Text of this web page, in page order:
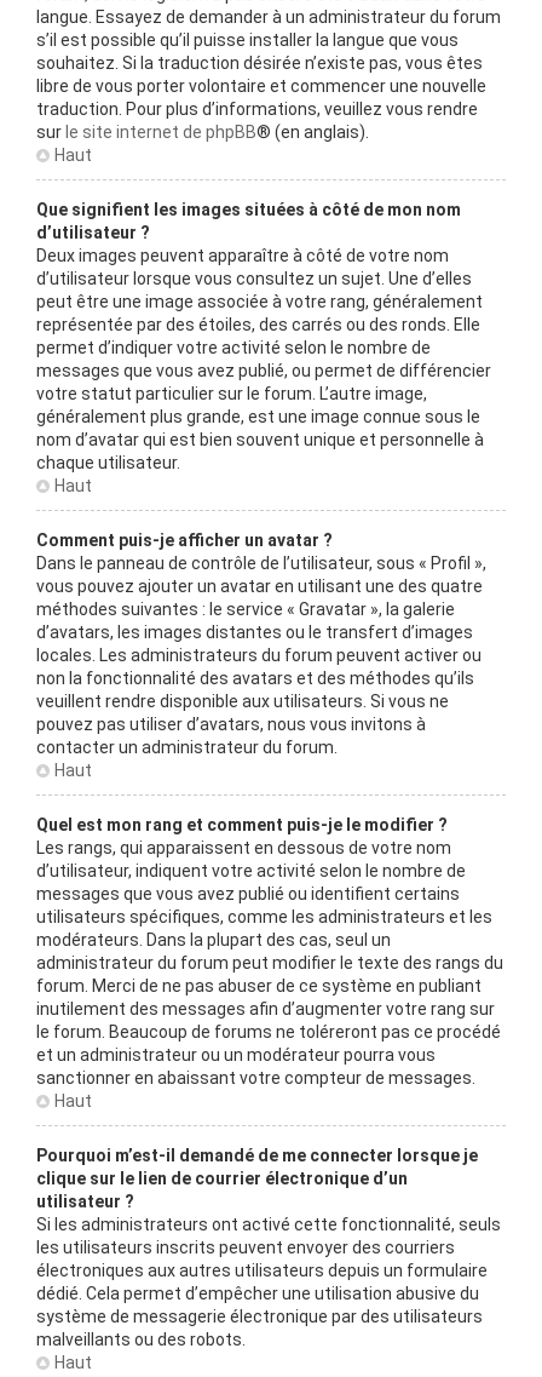
langue. Essayez de demander à un administrateur du forum
s’il est possible qu’il puisse installer la langue que vous
souhaitez. Si la traduction désirée n’existe pas, vous êtes
libre de vous porter volontaire et commencer une nouvelle
traduction. Pour plus d’informations, veuillez vous rendre
sur le site internet de phpBB® (en anglais).
Haut
Que signifient les images situées à côté de mon nom
d’utilisateur ?
Deux images peuvent apparaître à côté de votre nom
d’utilisateur lorsque vous consultez un sujet. Une d’elles
peut être une image associée à votre rang, généralement
représentée par des étoiles, des carrés ou des ronds. Elle
permet d’indiquer votre activité selon le nombre de
messages que vous avez publié, ou permet de différencier
votre statut particulier sur le forum. L’autre image,
généralement plus grande, est une image connue sous le
nom d’avatar qui est bien souvent unique et personnelle à
chaque utilisateur.
Haut
Comment puis-je afficher un avatar ?
Dans le panneau de contrôle de l’utilisateur, sous « Profil »,
vous pouvez ajouter un avatar en utilisant une des quatre
méthodes suivantes : le service « Gravatar », la galerie
d’avatars, les images distantes ou le transfert d’images
locales. Les administrateurs du forum peuvent activer ou
non la fonctionnalité des avatars et des méthodes qu’ils
veuillent rendre disponible aux utilisateurs. Si vous ne
pouvez pas utiliser d’avatars, nous vous invitons à
contacter un administrateur du forum.
Haut
Quel est mon rang et comment puis-je le modifier ?
Les rangs, qui apparaissent en dessous de votre nom
d’utilisateur, indiquent votre activité selon le nombre de
messages que vous avez publié ou identifient certains
utilisateurs spécifiques, comme les administrateurs et les
modérateurs. Dans la plupart des cas, seul un
administrateur du forum peut modifier le texte des rangs du
forum. Merci de ne pas abuser de ce système en publiant
inutilement des messages afin d’augmenter votre rang sur
le forum. Beaucoup de forums ne toléreront pas ce procédé
et un administrateur ou un modérateur pourra vous
sanctionner en abaissant votre compteur de messages.
Haut
Pourquoi m’est-il demandé de me connecter lorsque je
clique sur le lien de courrier électronique d’un
utilisateur ?
Si les administrateurs ont activé cette fonctionnalité, seuls
les utilisateurs inscrits peuvent envoyer des courriers
électroniques aux autres utilisateurs depuis un formulaire
dédié. Cela permet d’empêcher une utilisation abusive du
système de messagerie électronique par des utilisateurs
malveillants ou des robots.
Haut